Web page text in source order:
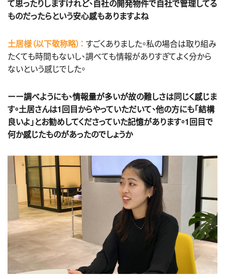
て思ったりしますけれど、自社の開発物件で自社で管理してる
ものだったらという安心感もありますよね
土居様（以下敬称略）： すごくありました。私の場合は取り組み
たくても時間もないし、調べても情報がありすぎてよく分から
ないという感じでした。
ーー調べようにも、情報量が多いが故の難しさは同じく感じま
す。土居さんは1回目からやっていただいて、他の方にも「結構
良いよ」とお勧めしてくださっていた記憶があります。1回目で
何か感じたものがあったのでしょうか